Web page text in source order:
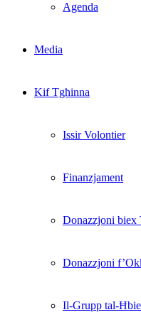
Agenda
Media
Kif Tgħinna
Issir Volontier
Finanzjament
Donazzjoni biex
Donazzjoni
Il-Grupp tal-